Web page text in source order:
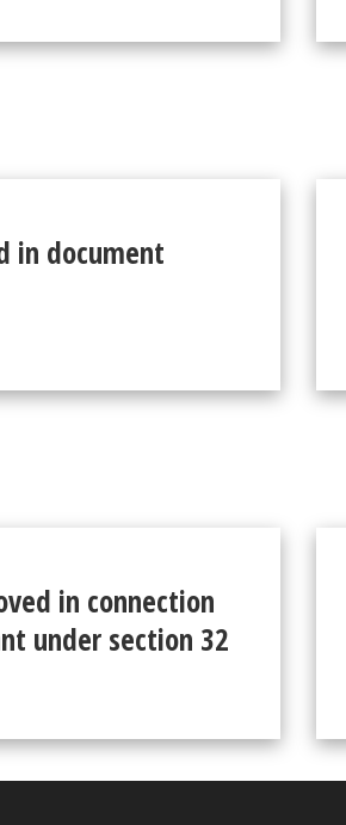
in document
in connection
under section 32